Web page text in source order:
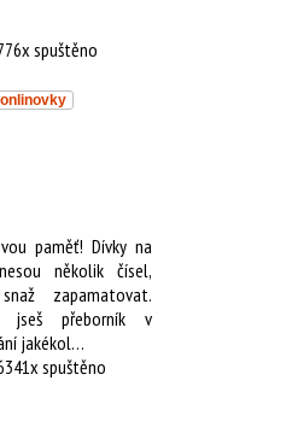
spuštěno
paměť! Dívky na
několik čísel,
zapamatovat.
jseš přeborník v
jakékol…
spuštěno